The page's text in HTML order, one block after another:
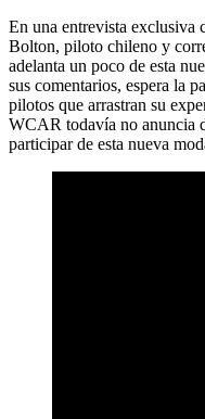
En una entrevista exclusiva
Bolton, piloto chileno y
adelanta un poco de esta
sus comentarios, espera la
pilotos que arrastran su
WCAR todavía no anuncia
participar de esta nueva